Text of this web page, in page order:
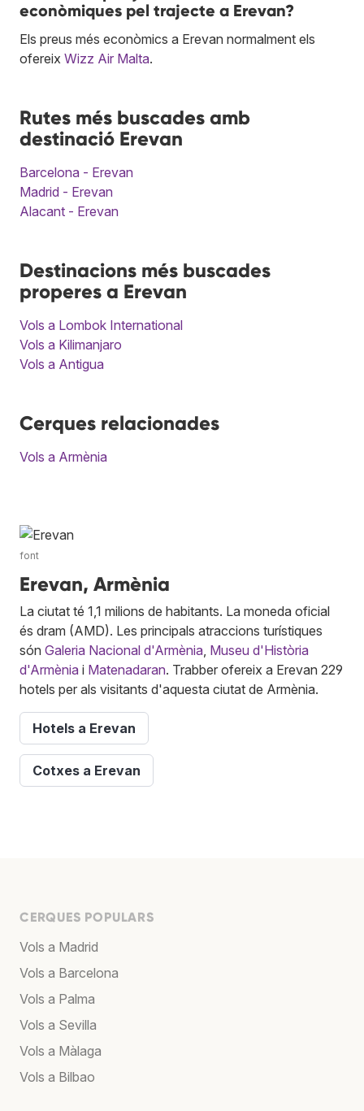
econòmiques pel trajecte a Erevan?
Els preus més econòmics a Erevan normalment els
ofereix Wizz Air Malta.
Rutes més buscades amb
destinació Erevan
Barcelona - Erevan
Madrid - Erevan
Alacant - Erevan
Destinacions més buscades
properes a Erevan
Vols a Lombok International
Vols a Kilimanjaro
Vols a Antigua
Cerques relacionades
Vols a Armènia
font
Erevan, Armènia
La ciutat té 1,1 milions de habitants. La moneda oficial
és dram (AMD). Les principals atraccions turístiques
són Galeria Nacional d'Armènia Museu d'Història
d'Armènia i Matenadaran. Trabber ofereix a Erevan 229
hotels per als visitants d'aquesta ciutat de Armènia.
Hotels a Erevan
Cotxes a Erevan
CERQUES POPULARS
Vols a Madrid
Vols a Barcelona
Vols a Palma
Vols a Sevilla
Vols a Màlaga
Vols a Bilbao